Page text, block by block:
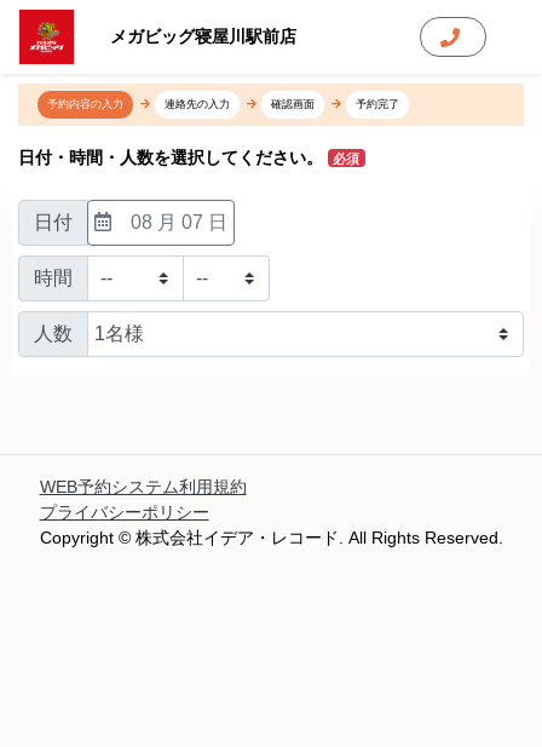
メガビッグ寝屋川駅前店
予約内容の入力 連絡先の入力 確認画面 予約完了
日付・時間・人数を選択してください。 必須
日付 08 月 07 日
時間
人数
WEB予約システム利用規約
プライバシーポリシー
Copyright © 株式会社イデア・レコード. All Rights Reserved.